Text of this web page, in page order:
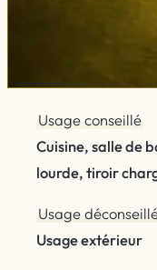
Usage conseillé
Cuisine, salle de
lourde, tiroir
Usage
Usage extérieur